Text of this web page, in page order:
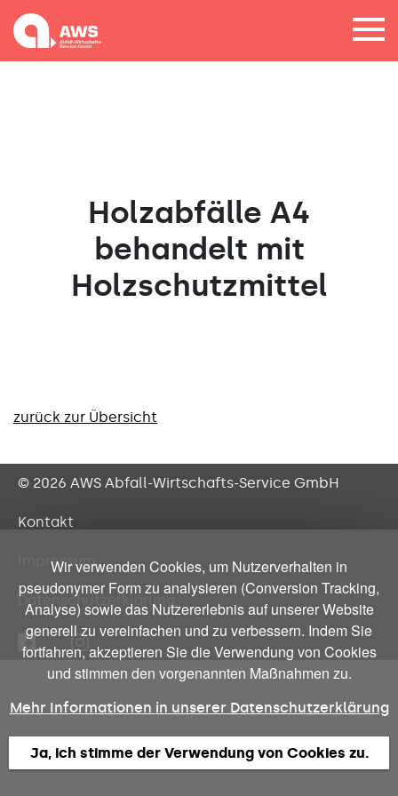
Holzabfälle A4
behandelt mit
Holzschutzmittel
zurück zur Übersicht
© 2026 AWS Abfall-Wirtschafts-Service GmbH
Kontakt
Impressum
Datenschutzerklärung
Wir verwenden Cookies, um Nutzerverhalten in
pseudonymer Form zu analysieren (Conversion Tracking,
Analyse) sowie das Nutzererlebnis auf unserer Website
generell zu vereinfachen und zu verbessern. Indem Sie
fortfahren, akzeptieren Sie die Verwendung von Cookies
und stimmen den vorgenannten Maßnahmen zu.
Mehr Informationen in unserer Datenschutzerklärung
Ja, ich stimme der Verwendung von Cookies zu.